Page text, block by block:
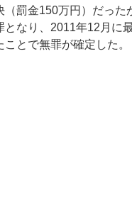
（罰金150万円）だった
となり、2011年12月に
とで無罪が確定した。